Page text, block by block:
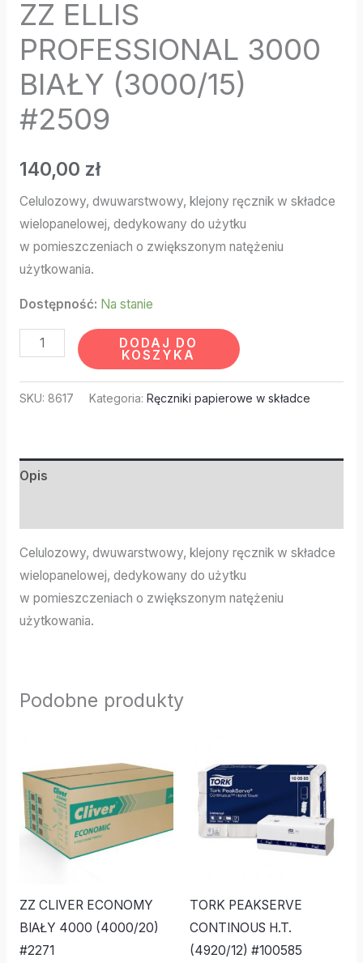
ZZ ELLIS
PROFESSIONAL 3000
BIAŁY (3000/15)
#2509
140,00 zł
Celulozowy, dwuwarstwowy, klejony ręcznik w składce
wielopanelowej, dedykowany do użytku
w pomieszczeniach o zwiększonym natężeniu
użytkowania.
Dostępność: Na stanie
DODAJ DO
KOSZYKA
SKU: 8617 Kategoria: Ręczniki papierowe w składce
Opis
Celulozowy, dwuwarstwowy, klejony ręcznik w składce
wielopanelowej, dedykowany do użytku
w pomieszczeniach o zwiększonym natężeniu
użytkowania.
Podobne produkty
ZZ CLIVER ECONOMY
BIAŁY 4000 (4000/20)
#2271
TORK PEAKSERVE
CONTINOUS H.T.
(4920/12) #100585